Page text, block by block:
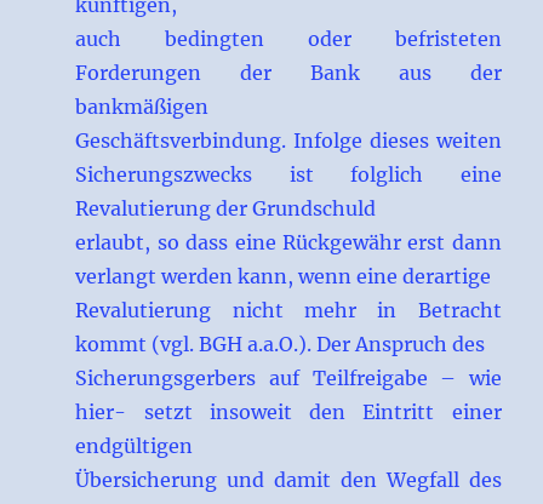
künftigen,
auch bedingten oder befristeten
Forderungen der Bank aus der
bankmäßigen
Geschäftsverbindung. Infolge dieses weiten
Sicherungszwecks ist folglich eine
Revalutierung der Grundschuld
erlaubt, so dass eine Rückgewähr erst dann
verlangt werden kann, wenn eine derartige
Revalutierung nicht mehr in Betracht
kommt (vgl. BGH a.a.O.). Der Anspruch des
Sicherungsgerbers auf Teilfreigabe – wie
hier- setzt insoweit den Eintritt einer
endgültigen
Übersicherung und damit den Wegfall des